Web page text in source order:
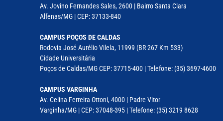
Av. Jovino Fernandes Sales, 2600 | Bairro Santa Clara
Alfenas/MG | CEP: 37133-840
CAMPUS POÇOS DE CALDAS
Rodovia José Aurélio Vilela, 11999 (BR 267 Km 533)
Cidade Universitária
Poços de Caldas/MG CEP: 37715-400 | Telefone: (35) 3697-4600
CAMPUS VARGINHA
Av. Celina Ferreira Ottoni, 4000 | Padre Vitor
Varginha/MG | CEP: 37048-395 | Telefone: (35) 3219 8628